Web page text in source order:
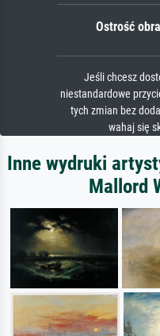
Ostrość
Jeśli chcesz
niestandardowe
tych zmian bez
wahaj się
Inne wydruki
Mallord